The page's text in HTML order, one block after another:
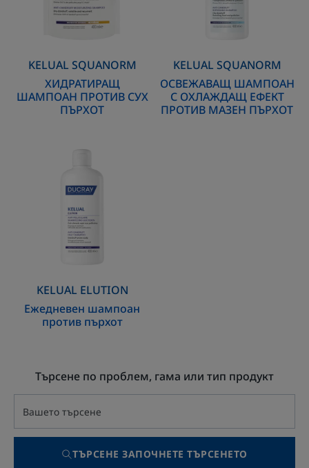
KELUAL SQUANORM
ХИДРАТИРАЩ
ШАМПОАН ПРОТИВ СУХ
ПЪРХОТ
ПРОТИВ
МАЗЕН
KELUAL SQUANORM
ОСВЕЖАВАЩ ШАМПОАН
С ОХЛАЖДАЩ ЕФЕКТ
ПРОТИВ МАЗЕН ПЪРХОТ
Ежедневен
против
пърхот
KELUAL ELUTION
Ежедневен шампоан
против пърхот
Търсене по проблем, гама или тип продукт
ТЪРСЕНЕ ЗАПОЧНЕТЕ ТЪРСЕНЕТО